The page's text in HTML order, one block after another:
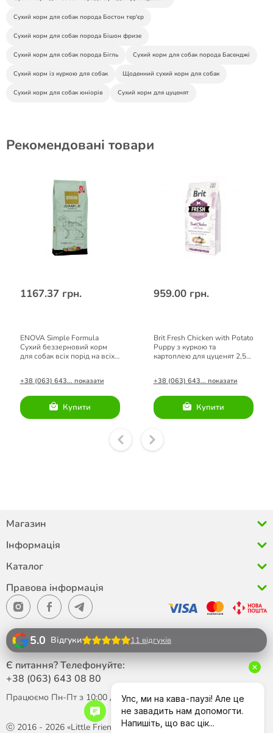
Сухий корм для собак порода Бостон тер'єр
Сухий корм для собак порода Бішон фризе
Сухий корм для собак порода Бігль Сухий корм для собак порода Басенджі
Сухий корм із куркою для собак Щоденний сухий корм для собак
Сухий корм для собак юніорів Сухий корм для цуценят
Рекомендовані товари
1167.37 грн.
ENOVA Simple Formula
Сухий беззерновий корм
для собак всіх порід на всіх
+38 (063) 643... показати
Купити
959.00 грн.
Brit Fresh Chicken with Potato
Puppy з куркою та
картоплею для цуценят 2,5
+38 (063) 643... показати
Купити
Магазин
Інформація
Каталог
Правова інформація
ⓒ 2016 - 2026 «Little Friend»
5.0 Відгуки 11 відгуків
Є питання? Телефонуйте:
+38 (063) 643 08 80
Працюємо Пн-Пт з 10:00 до 18:00